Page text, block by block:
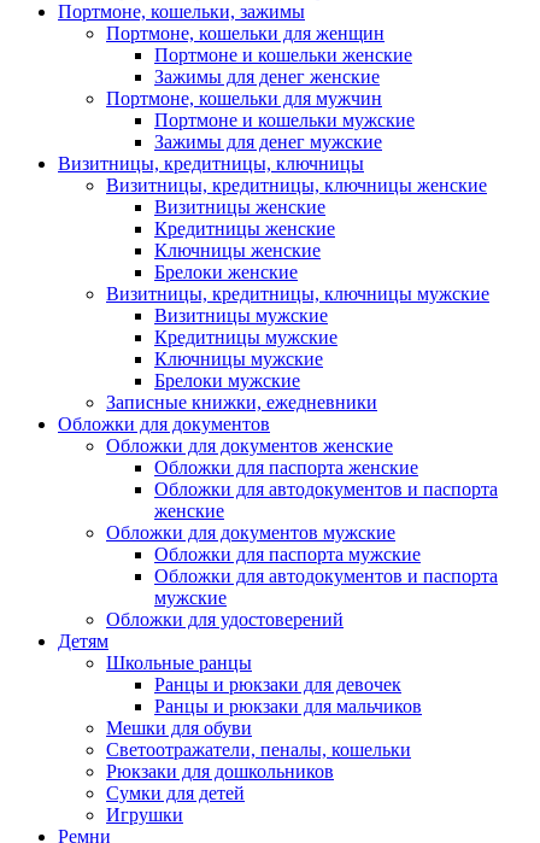
Портмоне, кошельки, зажимы
Портмоне, кошельки для женщин
Портмоне и кошельки женские
Зажимы для денег женские
Портмоне, кошельки для мужчин
Портмоне и кошельки мужские
Зажимы для денег мужские
Визитницы, кредитницы, ключницы
Визитницы, кредитницы, ключницы женские
Визитницы женские
Кредитницы женские
Ключницы женские
Брелоки женские
Визитницы, кредитницы, ключницы мужские
Визитницы мужские
Кредитницы мужские
Ключницы мужские
Брелоки мужские
Записные книжки, ежедневники
Обложки для документов
Обложки для документов женские
Обложки для паспорта женские
Обложки для автодокументов и паспорта
женские
Обложки для документов мужские
Обложки для паспорта мужские
Обложки для автодокументов и паспорта
мужские
Обложки для удостоверений
Детям
Школьные ранцы
Ранцы и рюкзаки для девочек
Ранцы и рюкзаки для мальчиков
Мешки для обуви
Светоотражатели, пеналы, кошельки
Рюкзаки для дошкольников
Сумки для детей
Игрушки
Ремни